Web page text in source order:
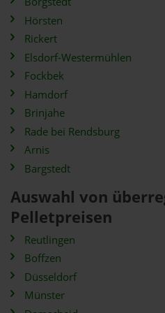
Hörsten
Rickert
Elsdorf-Westermühlen
Fockbek
Hamdorf
Brinjahe
Rade bei Rendsburg
Arnis
Bargstedt
Auswahl von
Pelletpreisen
Reutlingen
Boffzen
Düsseldorf
Münster